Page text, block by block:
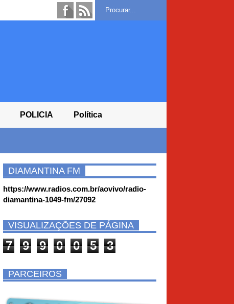
POLICIA Política
DIAMANTINA FM
https://www.radios.com.br/aovivo/radio-
diamantina-1049-fm/27092
VISUALIZAÇÕES DE PÁGINA
7 9 9 0 0 5 3
PARCEIROS